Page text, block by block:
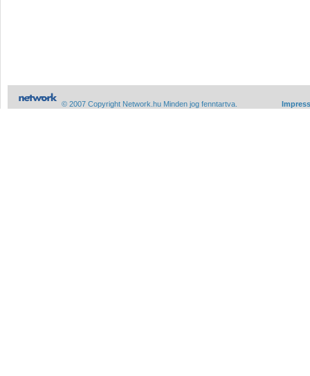
© 2007 Copyright Network.hu Minden jog fenntartva.